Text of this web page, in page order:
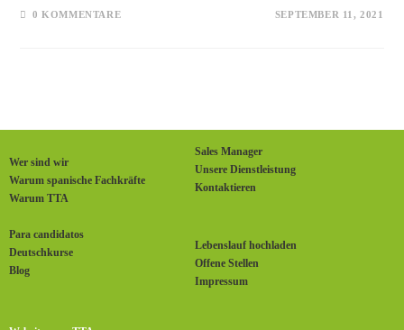
0 KOMMENTARE SEPTEMBER 11, 2021
Wer sind wir
Warum spanische Fachkräfte
Warum TTA
Sales Manager
Unsere Dienstleistung
Kontaktieren
Para candidatos
Deutschkurse
Blog
Lebenslauf hochladen
Offene Stellen
Impressum